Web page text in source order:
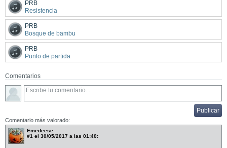
PRB
Resistencia
PRB
Bosque de bambu
PRB
Punto de partida
Comentarios
Comentario más valorado:
Emedeese
#1 el 30/05/2017 a las 01:40: